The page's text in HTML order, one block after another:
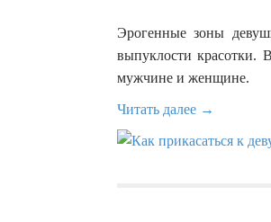
Эрогенные зоны
выпуклости красотки.
мужчине и женщине.
Читать далее →